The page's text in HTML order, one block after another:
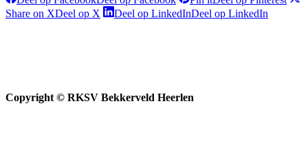
Share on XDeel op X Deel op LinkedInDeel op LinkedIn
Copyright © RKSV Bekkerveld Heerlen